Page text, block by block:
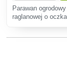
Parawan
raglanowej o